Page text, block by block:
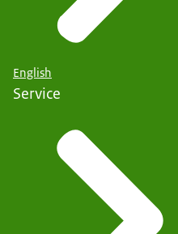
English
Service